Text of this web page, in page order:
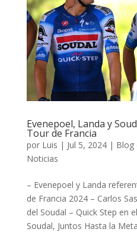
Evenepoel, Landa y
Tour de Francia
por Luis | Jul 5, 2024| Blog
Noticias
– Evenepoel y Landa
de Francia 2024 – Carlos
del Soudal – Quick Step en
Soudal, Juntos Hasta la